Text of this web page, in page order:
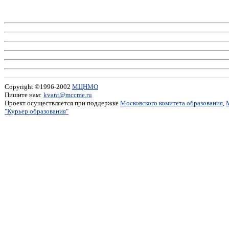
Copyright ©1996-2002 МЦНМО
Пишите нам: kvant@mccme.ru
Проект осуществляется при поддержке Московского комитета образования,
"Курьер образования"